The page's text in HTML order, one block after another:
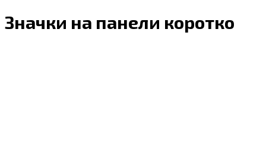
Значки на панели коротко